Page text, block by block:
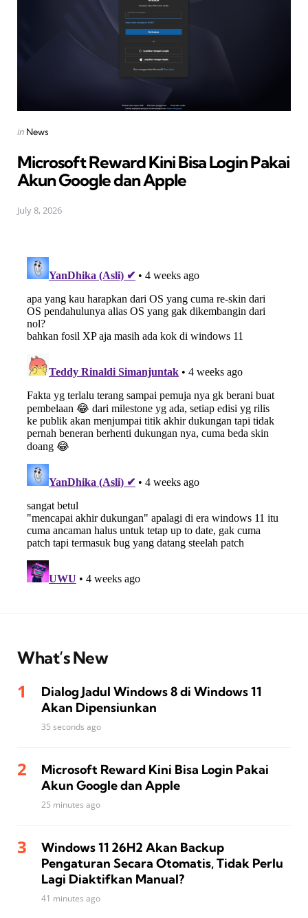
Posted
in News
Microsoft Reward Kini Bisa Login Pakai
Akun Google dan Apple
July 8, 2026
What’s New
Dialog Jadul Windows 8 di Windows 11
Akan Dipensiunkan
35 seconds ago
Microsoft Reward Kini Bisa Login Pakai
Akun Google dan Apple
25 minutes ago
Windows 11 26H2 Akan Backup
Pengaturan Secara Otomatis, Tidak Perlu
Lagi Diaktifkan Manual?
41 minutes ago